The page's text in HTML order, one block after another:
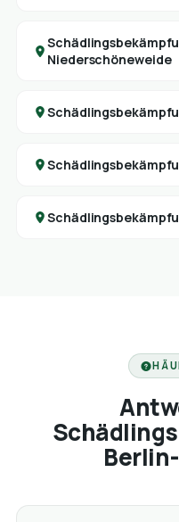
Niederschöneweide